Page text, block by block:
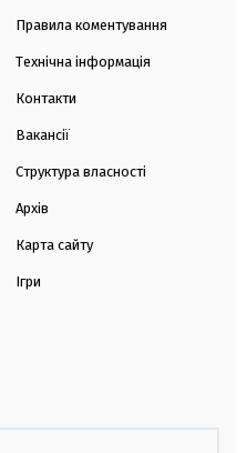
Правила коментування
Технічна інформація
Контакти
Вакансії
Структура власності
Архів
Карта сайту
Ігри